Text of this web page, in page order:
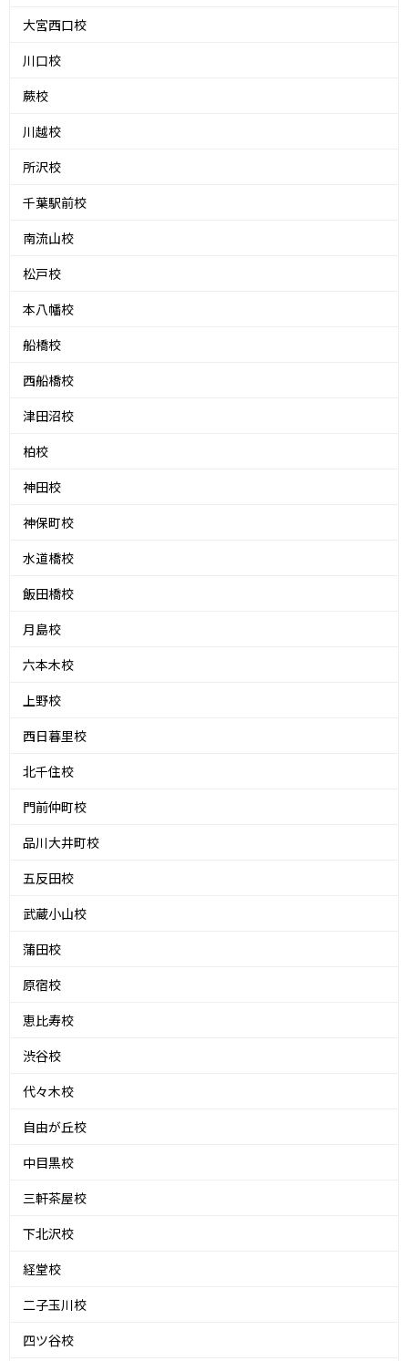
大宮西口校
川口校
蕨校
川越校
所沢校
千葉駅前校
南流山校
松戸校
本八幡校
船橋校
西船橋校
津田沼校
柏校
神田校
神保町校
水道橋校
飯田橋校
月島校
六本木校
上野校
西日暮里校
北千住校
門前仲町校
品川大井町校
五反田校
武蔵小山校
蒲田校
原宿校
恵比寿校
渋谷校
代々木校
自由が丘校
中目黒校
三軒茶屋校
下北沢校
経堂校
二子玉川校
四ツ谷校